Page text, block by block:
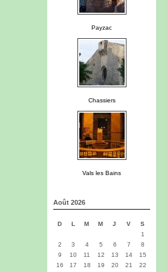
Payzac
Chassiers
Vals les Bains
Août 2026
D L M M J V
S
1
2
3 4 5 6 7
8
9
10 11 12 13 14
15
16
17 18 19 20 21
22